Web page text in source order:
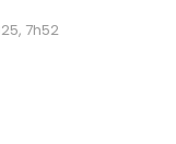
7h52